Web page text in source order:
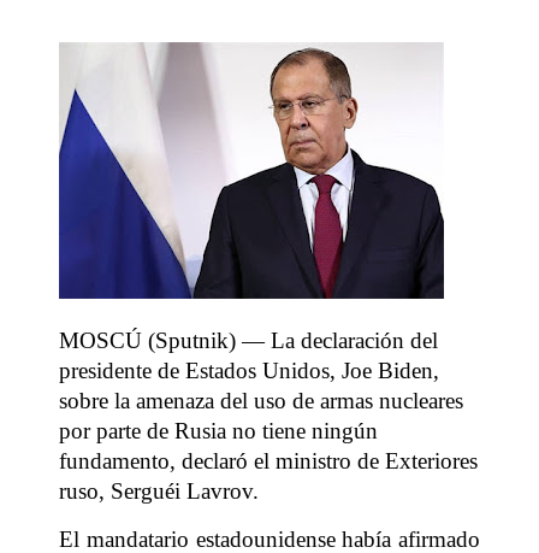
MOSCÚ (Sputnik) — La declaración del
presidente de Estados Unidos, Joe Biden,
sobre la amenaza del uso de armas nucleares
por parte de Rusia no tiene ningún
fundamento, declaró el ministro de Exteriores
ruso, Serguéi Lavrov.
El mandatario estadounidense había afirmado